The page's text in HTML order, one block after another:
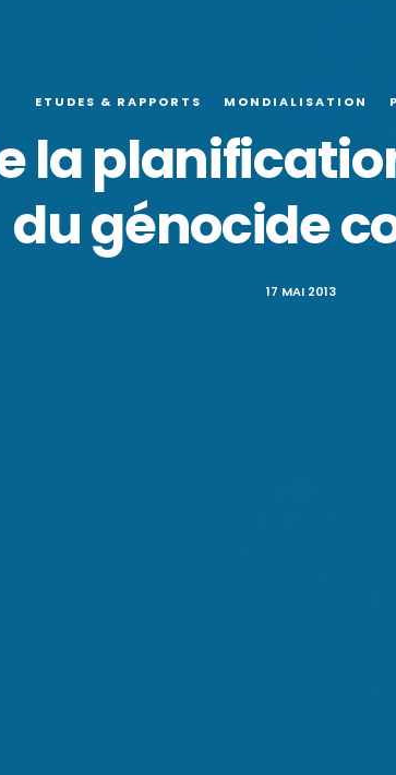
ETUDES & RAPPORTS MONDIALISATION
la
du génocide
17 MAI 2013